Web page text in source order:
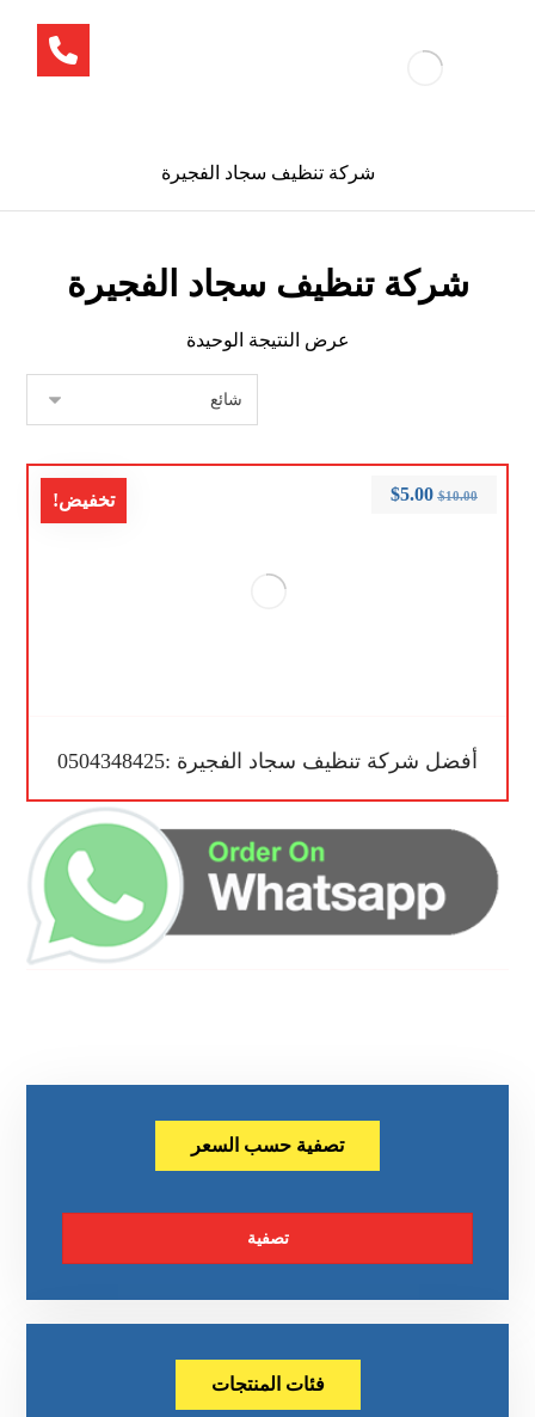
شركة تنظيف سجاد الفجيرة
شركة تنظيف سجاد الفجيرة
عرض النتيجة الوحيدة
تخفيض!
أفضل شركة تنظيف سجاد الفجيرة :0504348425
$10.00
$5.00
تصفية حسب السعر
تصفية
فئات المنتجات